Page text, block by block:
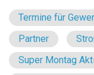
Termine für
Partner
Super Montag